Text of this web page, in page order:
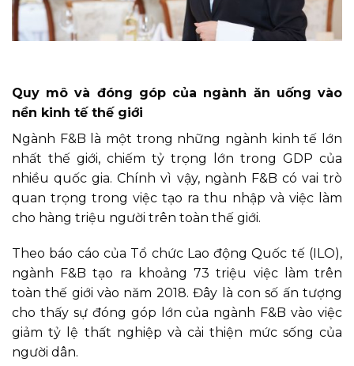
Quy mô và đóng góp của ngành ăn uống vào
nền kinh tế thế giới
Ngành F&B là một trong những ngành kinh tế lớn
nhất thế giới, chiếm tỷ trọng lớn trong GDP của
nhiều quốc gia. Chính vì vậy, ngành F&B có vai trò
quan trọng trong việc tạo ra thu nhập và việc làm
cho hàng triệu người trên toàn thế giới.
Theo báo cáo của Tổ chức Lao động Quốc tế (ILO),
ngành F&B tạo ra khoảng 73 triệu việc làm trên
toàn thế giới vào năm 2018. Đây là con số ấn tượng
cho thấy sự đóng góp lớn của ngành F&B vào việc
giảm tỷ lệ thất nghiệp và cải thiện mức sống của
người dân.